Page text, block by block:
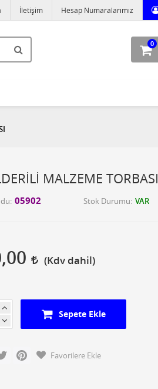
İletişim Hesap Numaralarımız
0
MALZEME TORBASI
05902 Stok Durumu VAR
Sepete Ekle
Twitter PinterestFavorilere Ekle